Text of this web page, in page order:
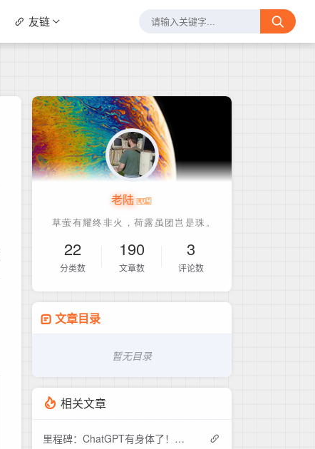
友链
老陆
22
分类数
190
文章数
3
评论数
文章目录
暂无目录
相关文章
里程碑：ChatGPT有身体了！与人类全面对话，还能干家务做决策，AI的智力会超越人类吗？